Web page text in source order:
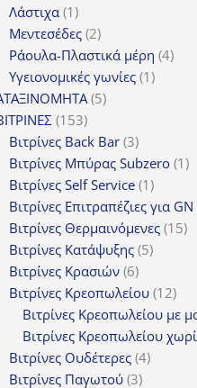
Λάστιχα 11
προϊόν
Μεντεσέδες 22
προϊόντα
Ράουλα-Πλαστικά μέρη 44
Υγειονομικές γωνίες 11
55
153153
προϊόντα
Βιτρίνες Back Bar 33
προϊόντα
Βιτρίνες Mπύρας Subzero 11
Βιτρίνες Self Service 11
προϊόν
Βιτρίνες Επιτραπέζιες για GN
Βιτρίνες Θερμαινόμενες 1515
Βιτρίνες Κατάψυξης 55
Βιτρίνες Κρασιών 66
προϊόντα
Βιτρίνες Κρεοπωλείου 1212
Βιτρίνες Κρεοπωλείου με
Βιτρίνες Κρεοπωλείου
Βιτρίνες Ουδέτερες 44
Βιτρίνες Παγωτού 33